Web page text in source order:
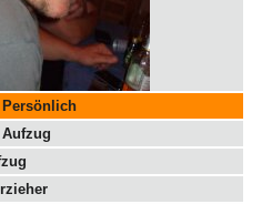
Persönlich